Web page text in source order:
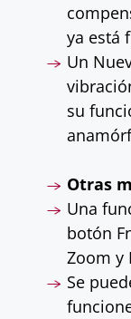
ya está
Un
su
Otras
Una
botón
Zoom y
Se